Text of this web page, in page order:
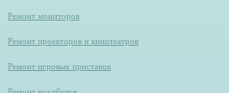
Ремонт мониторов
Ремонт проекторов и кинотеатров
Ремонт игровых приставок